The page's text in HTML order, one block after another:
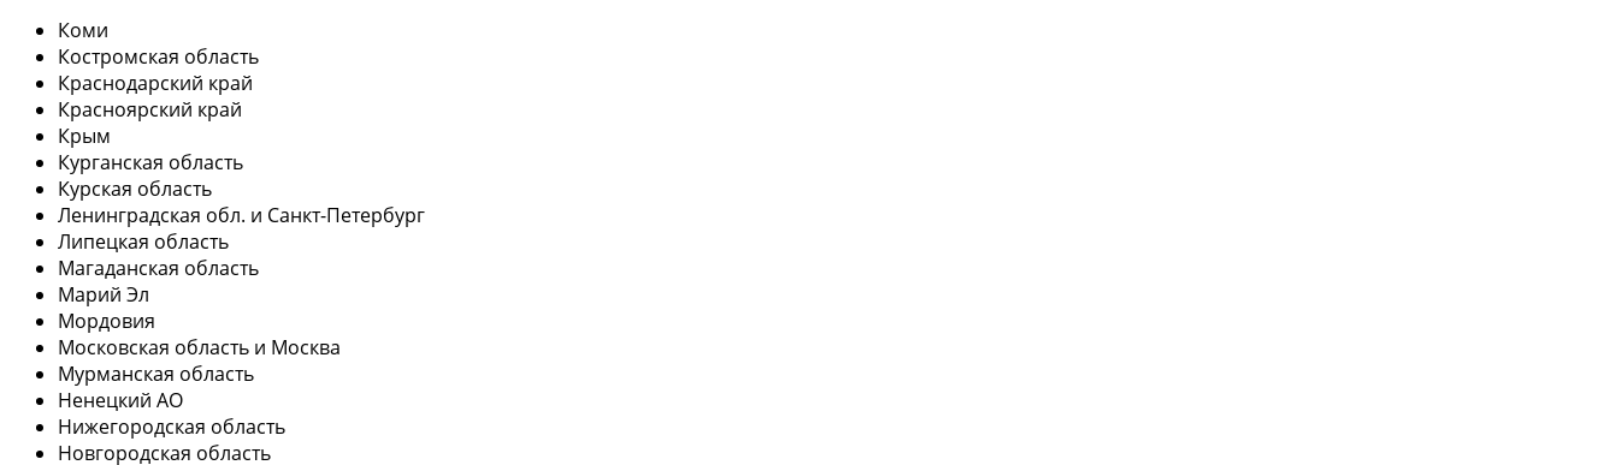
Коми
Костромская область
Краснодарский край
Красноярский край
Крым
Курганская область
Курская область
Ленинградская обл. и Санкт-Петербург
Липецкая область
Магаданская область
Марий Эл
Мордовия
Московская область и Москва
Мурманская область
Ненецкий АО
Нижегородская область
Новгородская область